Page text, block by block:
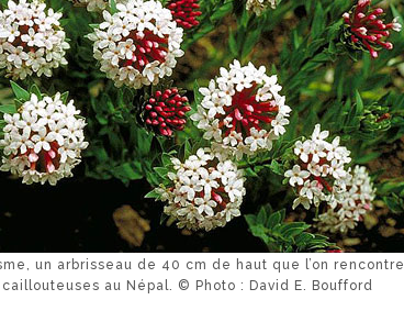
un arbrisseau de 40 cm de haut que l’on rencontre
au Népal. © Photo : David E. Boufford